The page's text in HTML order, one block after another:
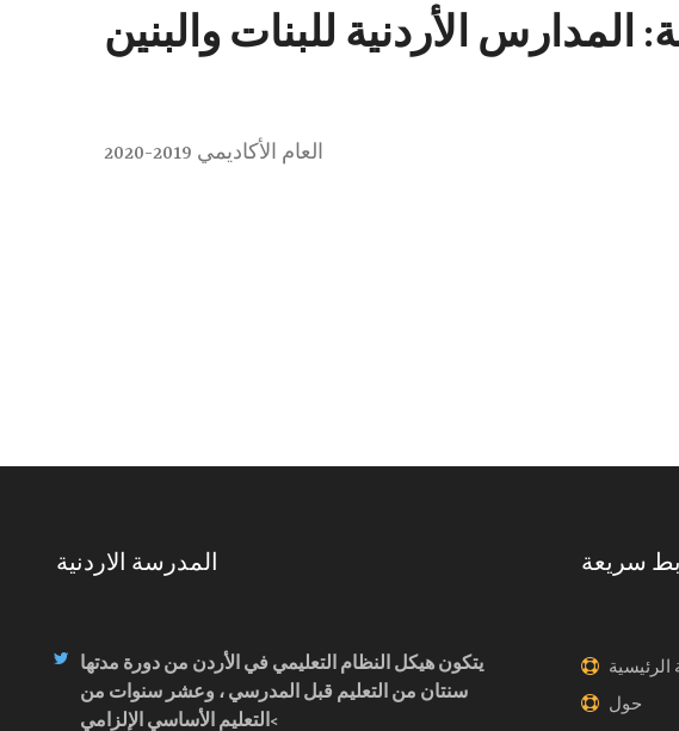
الأردنية للبنات والبنين
العام الأكاديمي 2019-2020
المدرسة الاردنية
يتكون هيكل النظام التعليمي في الأردن من دورة مدتها
سنتان من التعليم قبل المدرسي ، وعشر سنوات من
التعليم الأساسي الإلزامي<
سريعة
حول